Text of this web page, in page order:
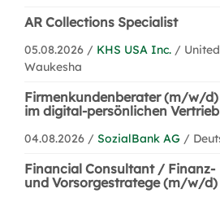
AR Collections Specialist
05.08.2026 / KHS USA Inc. /
Waukesha
Firmenkundenberater (m/w/d)
im digital-persönlichen Vertrieb
04.08.2026 / SozialBank AG /
Financial Consultant / Finanz-
und Vorsorgestratege (m/w/d)